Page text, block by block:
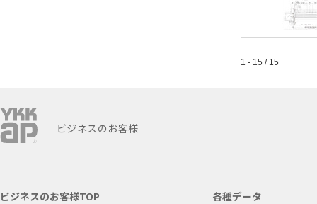
1 - 15 / 15
ビジネスのお客様
ビジネスのお客様TOP
各種データ